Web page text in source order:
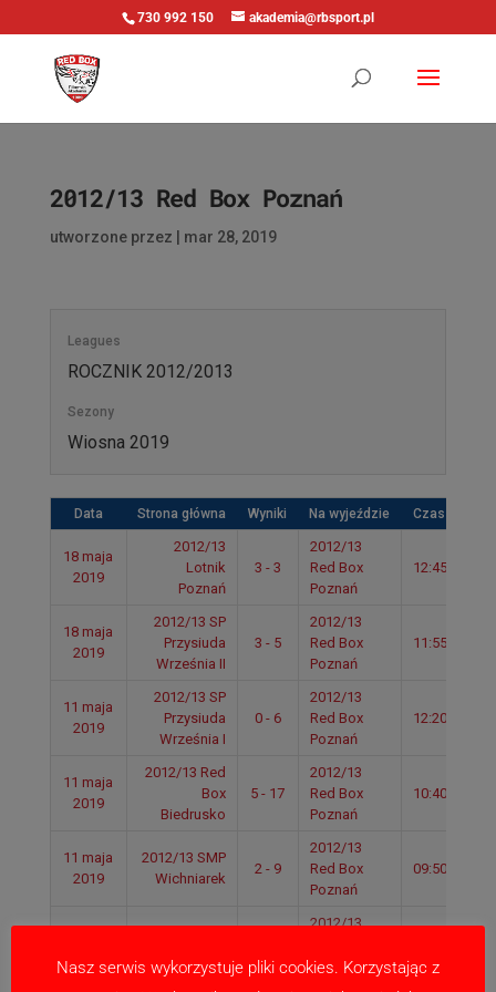
730 992 150 akademia@rbsport.pl
2012/13 Red Box Poznań
utworzone przez mar 28, 2019
Leagues
ROCZNIK 2012/2013
Sezony
Wiosna 2019
Data Strona główna Wyniki Na wyjeździe Czas
18 maja
2019
2012/13
Lotnik
Poznań
3 - 3
2012/13
Red Box
Poznań
12:45
18 maja
2019
2012/13 SP
Przysiuda
Września II
3 - 5
2012/13
Red Box
Poznań
11:55
11 maja
2019
2012/13 SP
Przysiuda
Września I
0 - 6
2012/13
Red Box
Poznań
12:20
11 maja
2019
2012/13 Red
Box
Biedrusko
5 - 17
2012/13
Red Box
Poznań
10:40
11 maja
2019
2012/13 SMP
Wichniarek
2 - 9
2012/13
Red Box
Poznań
09:50
2012/13
Poznań
Nasz serwis wykorzystuje pliki cookies. Korzystając z